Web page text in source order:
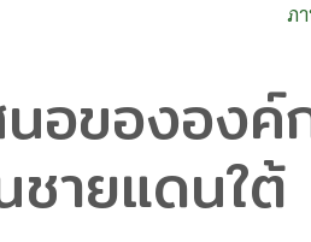
ภ
อขององค์
ชายแดนใต้